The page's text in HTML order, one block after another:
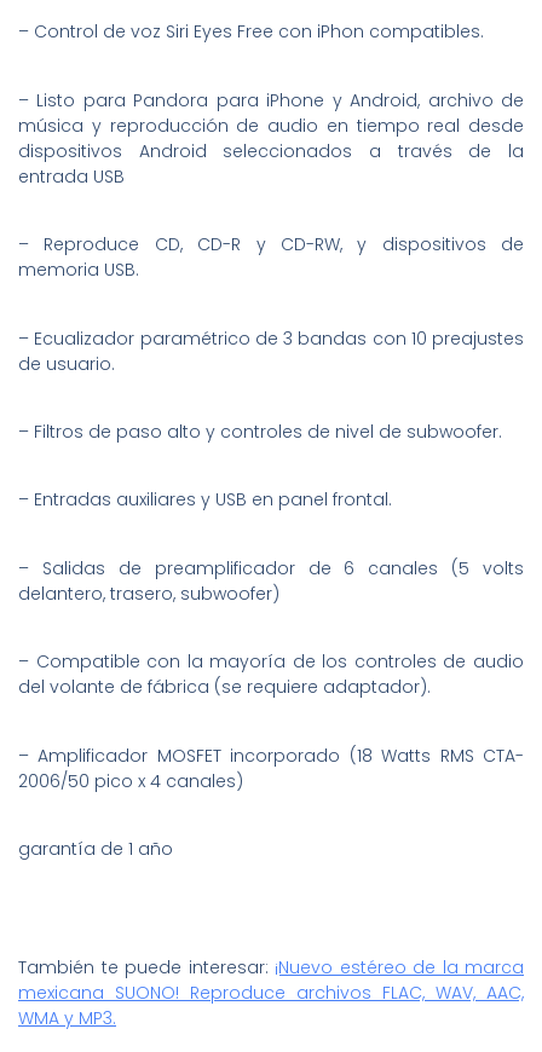
– Control de voz Siri Eyes Free con iPhon compatibles.
– Listo para Pandora para iPhone y Android, archivo de
música y reproducción de audio en tiempo real desde
dispositivos Android seleccionados a través de la
entrada USB
– Reproduce CD, CD-R y CD-RW, y dispositivos de
memoria USB.
– Ecualizador paramétrico de 3 bandas con 10 preajustes
de usuario.
– Filtros de paso alto y controles de nivel de subwoofer.
– Entradas auxiliares y USB en panel frontal.
– Salidas de preamplificador de 6 canales (5 volts
delantero, trasero, subwoofer)
– Compatible con la mayoría de los controles de audio
del volante de fábrica (se requiere adaptador).
– Amplificador MOSFET incorporado (18 Watts RMS CTA-
2006/50 pico x 4 canales)
garantía de 1 año
También te puede interesar: ¡Nuevo estéreo de la marca
mexicana SUONO! Reproduce archivos FLAC, WAV, AAC,
WMA y MP3.